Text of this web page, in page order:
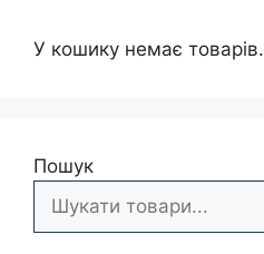
У кошику немає товарів.
Пошук